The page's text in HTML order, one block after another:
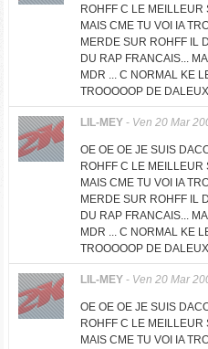
ROHFF C LE MEILLEUR
MAIS CME TU VOI IA
MERDE SUR ROHFF IL
DU RAP FRANCAIS...
MDR ... C NORMAL KE
TROOOOOP DE
LIL-MEY- Ven 20 Mar
OE OE OE JE SUIS
ROHFF C LE MEILLEUR
MAIS CME TU VOI IA
MERDE SUR ROHFF IL
DU RAP FRANCAIS...
MDR ... C NORMAL KE
TROOOOOP DE
LIL-MEY- Ven 20 Mar
OE OE OE JE SUIS
ROHFF C LE MEILLEUR
MAIS CME TU VOI IA